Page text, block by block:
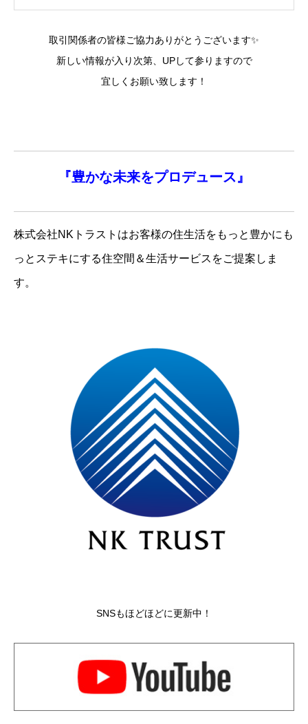
取引関係者の皆様ご協力ありがとうございます✨
新しい情報が入り次第、UPして参りますので
宜しくお願い致します！
『豊かな未来をプロデュース』
株式会社NKトラストはお客様の住生活をもっと豊かにも
っとステキにする住空間＆生活サービスをご提案しま
す。
SNSもほどほどに更新中！